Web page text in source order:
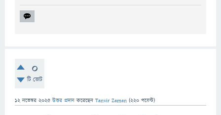
0
টি ভোট
12 নভেম্বর 2025 উত্তর প্রদান করেছেন Tanvir Zaman (220 পয়েন্ট)